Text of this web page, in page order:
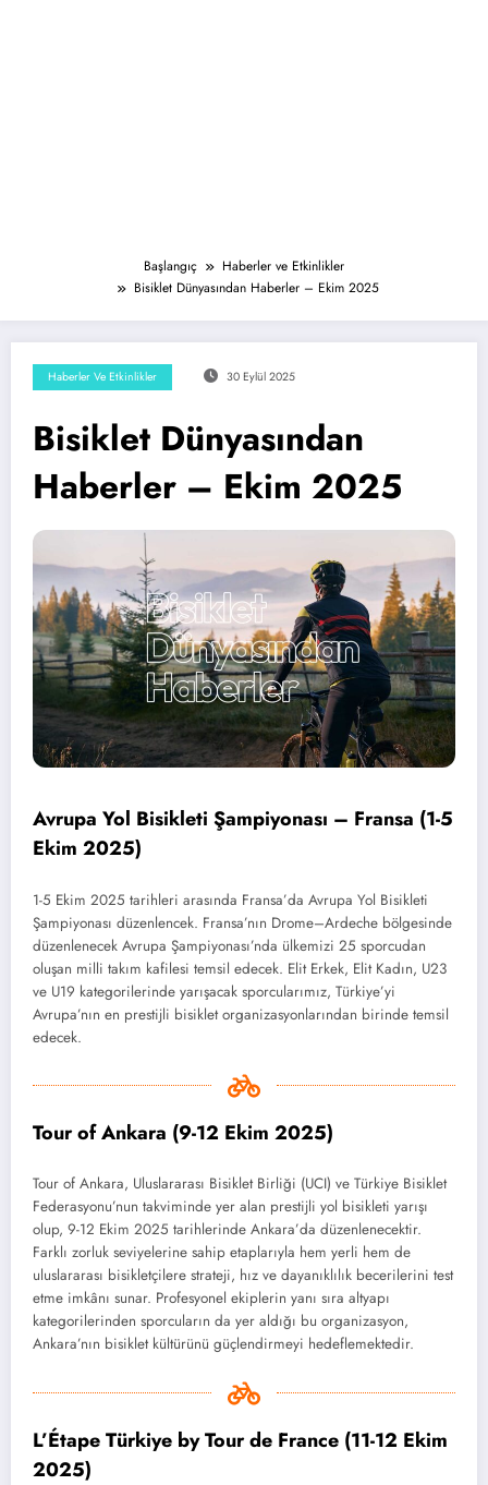
Başlangıç
Haberler ve Etkinlikler
Bisiklet Dünyasından Haberler – Ekim 2025
Haberler Ve Etkinlikler 30 Eylül 2025
Bisiklet Dünyasından
Haberler – Ekim 2025
Avrupa Yol Bisikleti Şampiyonası – Fransa (1-5
Ekim 2025)
1-5 Ekim 2025 tarihleri arasında Fransa’da Avrupa Yol Bisikleti
Şampiyonası düzenlencek. Fransa’nın Drome–Ardeche bölgesinde
düzenlenecek Avrupa Şampiyonası’nda ülkemizi 25 sporcudan
oluşan milli takım kafilesi temsil edecek. Elit Erkek, Elit Kadın, U23
ve U19 kategorilerinde yarışacak sporcularımız, Türkiye’yi
Avrupa’nın en prestijli bisiklet organizasyonlarından birinde temsil
edecek.
Tour of Ankara (9-12 Ekim 2025)
Tour of Ankara, Uluslararası Bisiklet Birliği (UCI) ve Türkiye Bisiklet
Federasyonu’nun takviminde yer alan prestijli yol bisikleti yarışı
olup, 9-12 Ekim 2025 tarihlerinde Ankara’da düzenlenecektir.
Farklı zorluk seviyelerine sahip etaplarıyla hem yerli hem de
uluslararası bisikletçilere strateji, hız ve dayanıklılık becerilerini test
etme imkânı sunar. Profesyonel ekiplerin yanı sıra altyapı
kategorilerinden sporcuların da yer aldığı bu organizasyon,
Ankara’nın bisiklet kültürünü güçlendirmeyi hedeflemektedir.
L’Étape Türkiye by Tour de France (11-12 Ekim
2025)